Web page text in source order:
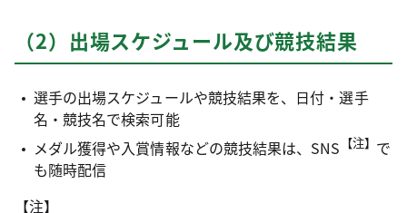
（2）出場スケジュール及び競技結果
選手の出場スケジュールや競技結果を、日付・選手
名・競技名で検索可能
メダル獲得や入賞情報などの競技結果は、SNS 【注】 で
も随時配信
【注】